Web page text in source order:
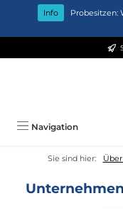
Zum Hauptinhalt springen
Info
Probesitzen:
Navigation
Sie sind hier: